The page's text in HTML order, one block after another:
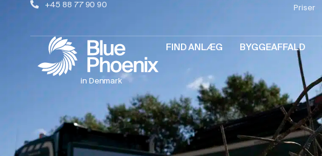
+45 88 77 90 90 Priser
in Denmark
FIND ANLÆG BYGGEAFFALD